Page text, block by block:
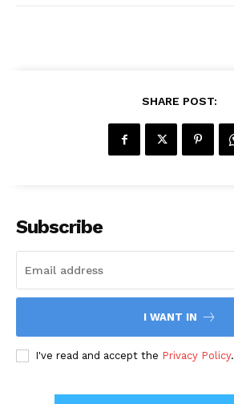
SHARE POST:
Subscribe
I WANT IN
I've read and accept the Privacy Policy.